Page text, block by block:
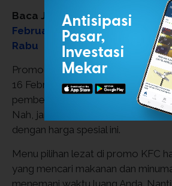
Baca Juga: Promo Indomaret
Februari 2023, Katalog Super
Rabu
Promo KFC terbaru untuk
The
16 Februari 2023 tersebut juga
pembelian melalui ojek online
Nah, jangan sampai melewatkan
dengan harga spesial ini.
Menu pilihan lezat di promo KFC
yang mencari makanan dan